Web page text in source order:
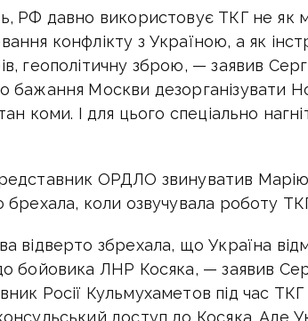
РФ давно використовує ТКГ не як
конфлікту з Україною, а як
геополітичну зброю, — заявив
бажання Москви дезорганізувати
коми. І для цього спеціально
ОРДЛО звинуватив
брехала, коли озвучувала роботу
відверто збрехала, що Україна
бойовика ЛНР Косяка, — заявив
Росії Кульмухаметов під час
доступ до Косяка. Але